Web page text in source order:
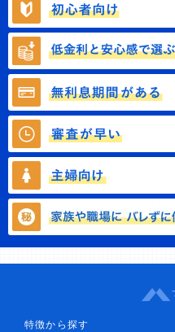
特徴から探す